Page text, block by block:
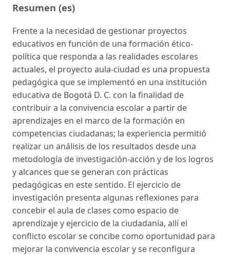
Resumen (es)
Frente a la necesidad de gestionar proyectos
educativos en función de una formación ético-
política que responda a las realidades escolares
actuales, el proyecto aula-ciudad es una propuesta
pedagógica que se implementó en una institución
educativa de Bogotá D. C. con la finalidad de
contribuir a la convivencia escolar a partir de
aprendizajes en el marco de la formación en
competencias ciudadanas; la experiencia permitió
realizar un análisis de los resultados desde una
metodología de investigación-acción y de los logros
y alcances que se generan con prácticas
pedagógicas en este sentido. El ejercicio de
investigación presenta algunas reflexiones para
concebir el aula de clases como espacio de
aprendizaje y ejercicio de la ciudadanía, allí el
conflicto escolar se concibe como oportunidad para
mejorar la convivencia escolar y se reconfigura